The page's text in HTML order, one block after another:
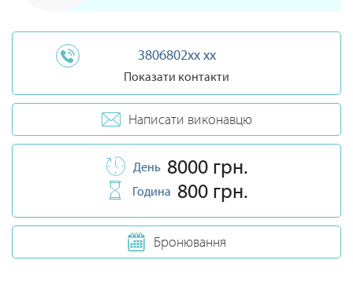
3806802xx xx
Показати контакти
Написати виконавцю
День 8000 грн.
Година 800 грн.
Бронювання